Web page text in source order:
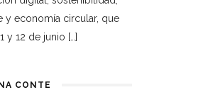
y economía circular, que
y 12 de junio […]
CONTE